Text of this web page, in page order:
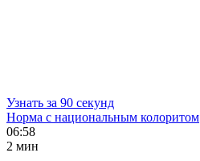
Узнать за 90 секунд
Норма с национальным колоритом
06:58
2 мин